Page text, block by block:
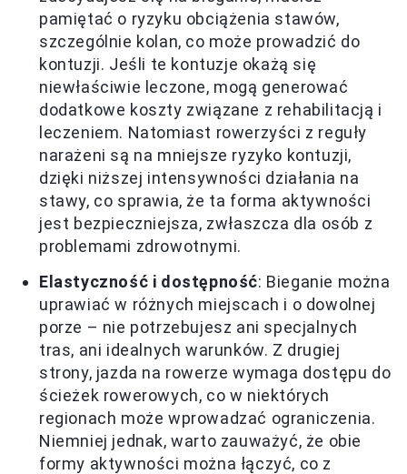
pamiętać o ryzyku obciążenia stawów,
szczególnie kolan, co może prowadzić do
kontuzji. Jeśli te kontuzje okażą się
niewłaściwie leczone, mogą generować
dodatkowe koszty związane z rehabilitacją i
leczeniem. Natomiast rowerzyści z reguły
narażeni są na mniejsze ryzyko kontuzji,
dzięki niższej intensywności działania na
stawy, co sprawia, że ta forma aktywności
jest bezpieczniejsza, zwłaszcza dla osób z
problemami zdrowotnymi.
Elastyczność i dostępność: Bieganie można
uprawiać w różnych miejscach i o dowolnej
porze – nie potrzebujesz ani specjalnych
tras, ani idealnych warunków. Z drugiej
strony, jazda na rowerze wymaga dostępu do
ścieżek rowerowych, co w niektórych
regionach może wprowadzać ograniczenia.
Niemniej jednak, warto zauważyć, że obie
formy aktywności można łączyć, co z